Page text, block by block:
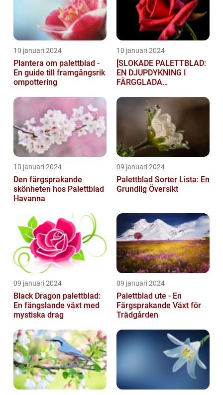
10 januari 2024
Plantera om palettblad -
En guide till framgångsrik
ompottering
10 januari 2024
[SLOKADE PALETTBLAD:
EN DJUPDYKNING I
FÄRGGLADA
UNDERBARA VÄRLD]
10 januari 2024
Den färgsprakande
skönheten hos Palettblad
Havanna
09 januari 2024
Palettblad Sorter Lista: En
Grundlig Översikt
09 januari 2024
Black Dragon palettblad:
En fängslande växt med
mystiska drag
09 januari 2024
Palettblad ute - En
Färgsprakande Växt för
Trädgården